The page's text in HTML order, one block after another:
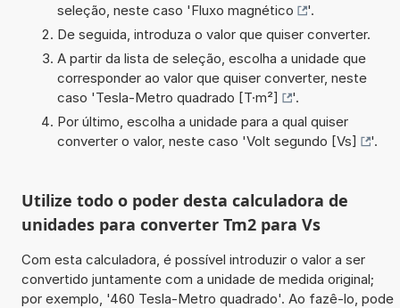
seleção, neste caso 'Fluxo magnético
'.
De seguida, introduza o valor que quiser converter.
A partir da lista de seleção, escolha a unidade que
corresponder ao valor que quiser converter, neste
caso 'Tesla-Metro quadrado [T·m²]
'.
Por último, escolha a unidade para a qual quiser
converter o valor, neste caso 'Volt segundo [Vs] '.
Utilize todo o poder desta calculadora de
unidades para converter Tm2 para Vs
Com esta calculadora, é possível introduzir o valor a ser
convertido juntamente com a unidade de medida original;
por exemplo, '460 Tesla-Metro quadrado'. Ao fazê-lo, pode